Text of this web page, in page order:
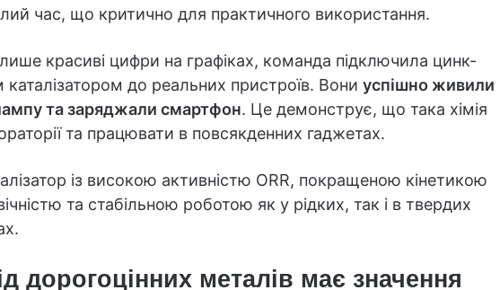
час, що критично для практичного використання.
красиві цифри на графіках, команда підключила цинк-
каталізатором до реальних пристроїв. Вони успішно живили
та заряджали смартфон. Це демонструє, що така хімія
та працювати в повсякденних гаджетах.
із високою активністю ORR, покращеною кінетикою
та стабільною роботою як у рідких, так і в твердих
дорогоцінних металів має значення